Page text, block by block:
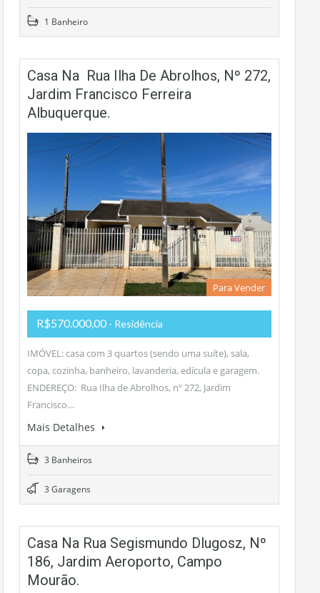
1 Banheiro
Casa Na Rua Ilha De Abrolhos, Nº 272,
Jardim Francisco Ferreira
Albuquerque.
Para Vender
R$570.000,00 - Residência
IMÓVEL: casa com 3 quartos (sendo uma suíte), sala,
copa, cozinha, banheiro, lavanderia, edícula e garagem.
ENDEREÇO: Rua Ilha de Abrolhos, nº 272, Jardim
Francisco…
Mais Detalhes
3 Banheiros
3 Garagens
Casa Na Rua Segismundo Dlugosz, Nº
186, Jardim Aeroporto, Campo
Mourão.